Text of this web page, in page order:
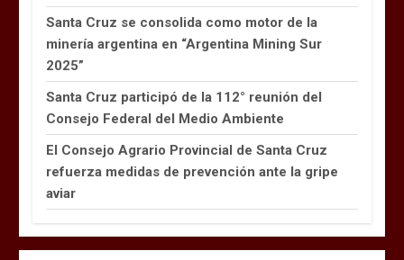
Santa Cruz se consolida como motor de la
minería argentina en “Argentina Mining Sur
2025”
Santa Cruz participó de la 112° reunión del
Consejo Federal del Medio Ambiente
El Consejo Agrario Provincial de Santa Cruz
refuerza medidas de prevención ante la gripe
aviar